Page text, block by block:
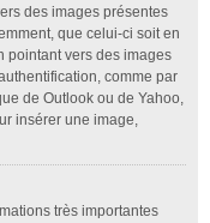
des images présentes
que celui-ci soit en
pointant vers des images
comme par
de Outlook ou de Yahoo,
insérer une image,
très importantes